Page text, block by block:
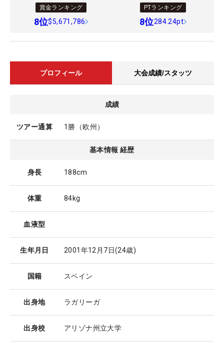
賞金ランキング
8位$5,671,786
PTランキング
8位284.24pt
プロフィール 大会成績/スタッツ
成績
ツアー通算 1勝（欧州）
基本情報 経歴
身長 188cm
体重 84kg
血液型
生年月日 2001年12月7日(24歳)
国籍 スペイン
出身地 ラガリーガ
出身校 アリゾナ州立大学